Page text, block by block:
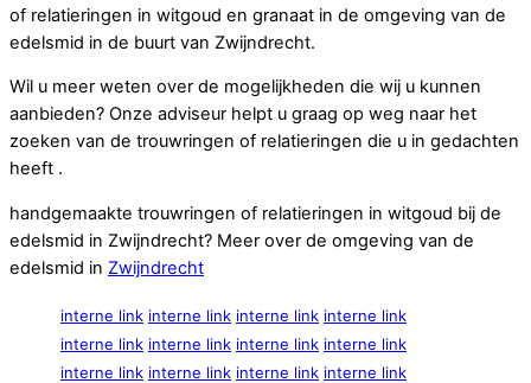
of relatieringen in witgoud en granaat in de omgeving van de
edelsmid in de buurt van Zwijndrecht.
Wil u meer weten over de mogelijkheden die wij u kunnen
aanbieden? Onze adviseur helpt u graag op weg naar het
zoeken van de trouwringen of relatieringen die u in gedachten
heeft .
handgemaakte trouwringen of relatieringen in witgoud bij de
edelsmid in Zwijndrecht? Meer over de omgeving van de
edelsmid in Zwijndrecht
interne link interne link interne link interne link
interne link interne link interne link interne link
interne link interne link interne link interne link